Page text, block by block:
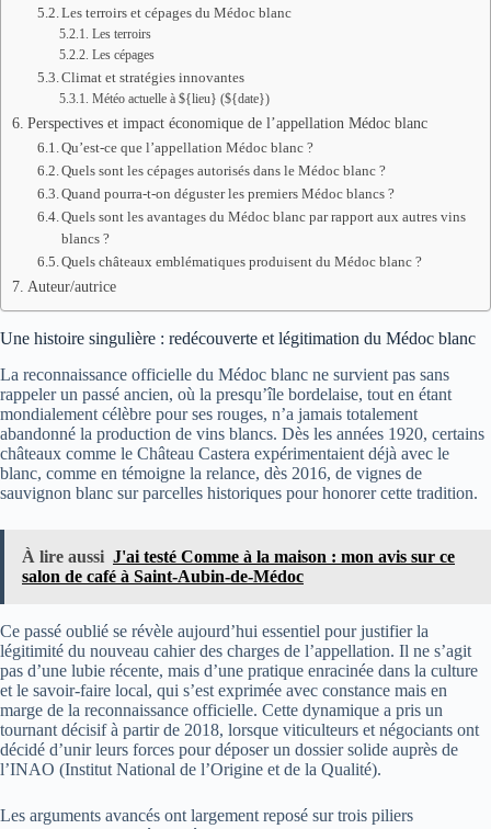
Les terroirs et cépages du Médoc blanc
Les terroirs
Les cépages
Climat et stratégies innovantes
Météo actuelle à ${lieu} (${date})
Perspectives et impact économique de l’appellation Médoc blanc
Qu’est-ce que l’appellation Médoc blanc ?
Quels sont les cépages autorisés dans le Médoc blanc ?
Quand pourra-t-on déguster les premiers Médoc blancs ?
Quels sont les avantages du Médoc blanc par rapport aux autres vins
blancs ?
Quels châteaux emblématiques produisent du Médoc blanc ?
Auteur/autrice
Une histoire singulière : redécouverte et légitimation du Médoc blanc
La reconnaissance officielle du Médoc blanc ne survient pas sans
rappeler un passé ancien, où la presqu’île bordelaise, tout en étant
mondialement célèbre pour ses rouges, n’a jamais totalement
abandonné la production de vins blancs. Dès les années 1920, certains
châteaux comme le Château Castera expérimentaient déjà avec le
blanc, comme en témoigne la relance, dès 2016, de vignes de
sauvignon blanc sur parcelles historiques pour honorer cette tradition.
À lire aussi J'ai testé Comme à la maison : mon avis sur ce
salon de café à Saint-Aubin-de-Médoc
Ce passé oublié se révèle aujourd’hui essentiel pour justifier la
légitimité du nouveau cahier des charges de l’appellation. Il ne s’agit
pas d’une lubie récente, mais d’une pratique enracinée dans la culture
et le savoir-faire local, qui s’est exprimée avec constance mais en
marge de la reconnaissance officielle. Cette dynamique a pris un
tournant décisif à partir de 2018, lorsque viticulteurs et négociants ont
décidé d’unir leurs forces pour déposer un dossier solide auprès de
l’INAO (Institut National de l’Origine et de la Qualité).
Les arguments avancés ont largement reposé sur trois piliers